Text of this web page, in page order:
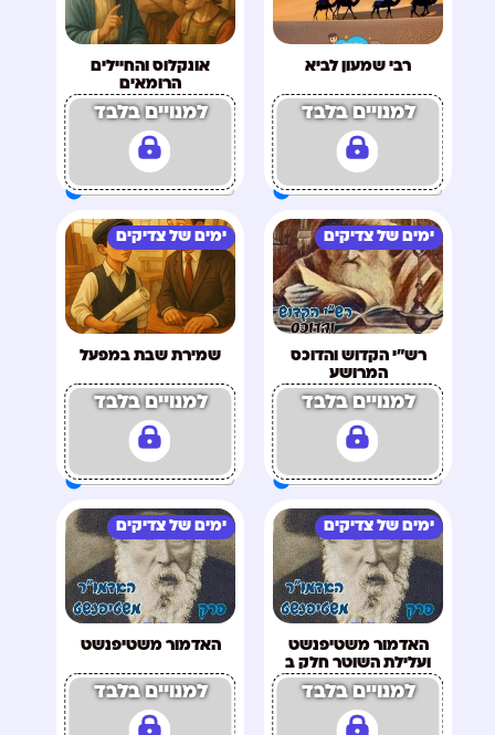
רבי שמעון לביא
למנויים בלבד
אונקלוס והחיילים
הרומאים
למנויים בלבד
ימים של צדיקים
רש"י הקדוש והדוכס
המרושע
למנויים בלבד
ימים של צדיקים
שמירת שבת במפעל
למנויים בלבד
ימים של צדיקים
האדמור משטיפנשט
ועלילת השוטר חלק ב
למנויים בלבד
ימים של צדיקים
האדמור משטיפנשט
למנויים בלבד